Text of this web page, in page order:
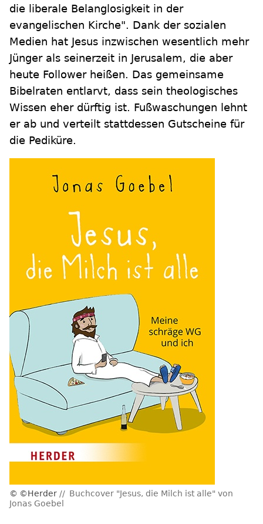
die liberale Belanglosigkeit in der
evangelischen Kirche". Dank der sozialen
Medien hat Jesus inzwischen wesentlich mehr
Jünger als seinerzeit in Jerusalem, die aber
heute Follower heißen. Das gemeinsame
Bibelraten entlarvt, dass sein theologisches
Wissen eher dürftig ist. Fußwaschungen lehnt
er ab und verteilt stattdessen Gutscheine für
die Pediküre.
©Herder
Buchcover "Jesus, die Milch ist alle" von
Jonas Goebel